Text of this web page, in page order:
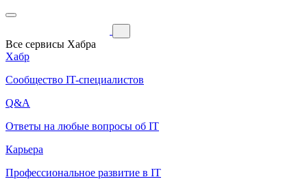
Все сервисы Хабра
Хабр
Сообщество IT-специалистов
Q&A
Ответы на любые вопросы об IT
Карьера
Профессиональное развитие в IT